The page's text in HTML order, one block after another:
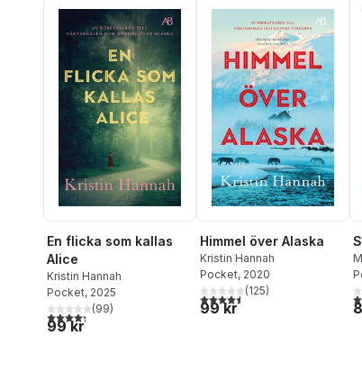
En flicka som kallas
Alice
Kristin Hannah
Pocket, 2025
4,3utav 5 stjärnor. Totalt antal röster:
(99)
99 kr
Himmel över Alaska
Kristin Hannah
Pocket, 2020
4,5utav 5 stjärnor. Totalt antal
(125)
99 kr